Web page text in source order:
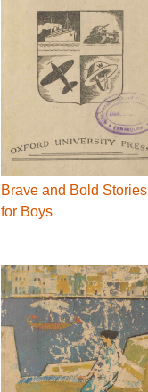
Brave and Bold Stories
for Boys